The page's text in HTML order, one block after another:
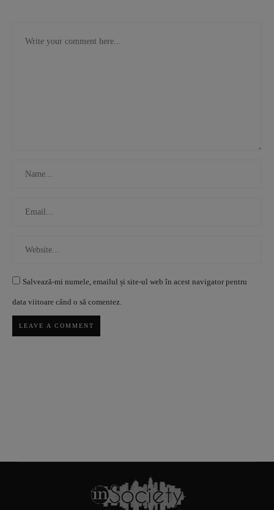
Salvează-mi numele, emailul și site-ul web în acest navigator pentru
data viitoare când o să comentez.